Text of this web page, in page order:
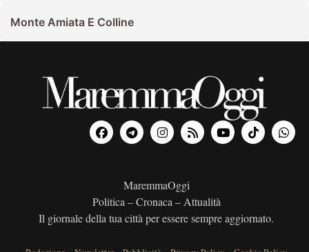
Monte Amiata E Colline
MaremmaOggi
Politica – Cronaca – Attualità
Il giornale della tua città per essere sempre aggiornato.